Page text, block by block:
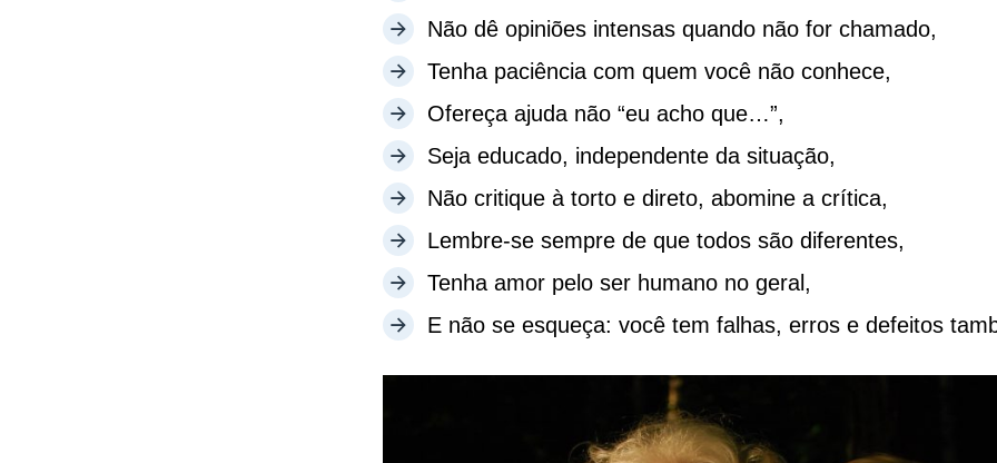
Não dê opiniões intensas quando não for chamado,
Tenha paciência com quem você não conhece,
Ofereça ajuda não “eu acho que…”,
Seja educado, independente da situação,
Não critique à torto e direto, abomine a crítica,
Lembre-se sempre de que todos são diferentes,
Tenha amor pelo ser humano no geral,
E não se esqueça: você tem falhas, erros e defeitos